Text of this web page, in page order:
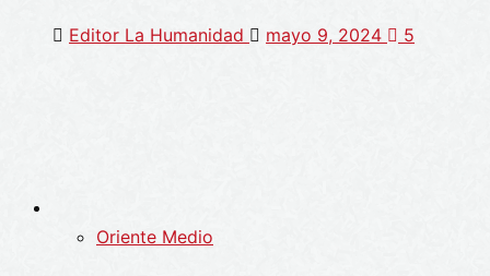
Editor La Humanidad mayo 9, 2024 5
Oriente Medio